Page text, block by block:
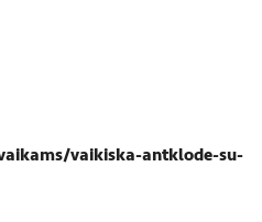
vaikiska-antklode-su-